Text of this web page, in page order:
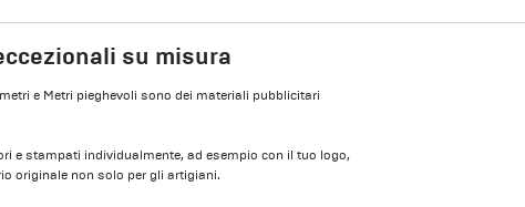
su misura
e Metri pieghevoli sono dei materiali pubblicitari
e stampati individualmente, ad esempio con il tuo logo,
originale non solo per gli artigiani.